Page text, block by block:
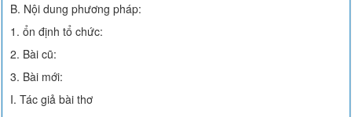
B. Nội dung phương pháp:
1. ổn định tổ chức:
2. Bài cũ:
3. Bài mới:
I. Tác giả bài thơ